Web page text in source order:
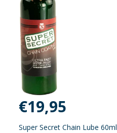
€19,95
Super Secret Chain Lube 60ml